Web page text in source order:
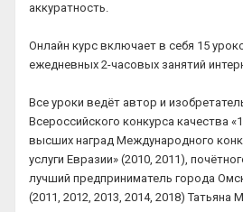
аккуратность.
Онлайн курс включает в себя 15
ежедневных 2-часовых занятий
Все уроки ведёт автор и
Всероссийского конкурса качества
высших наград Международного
услуги Евразии» (2010, 2011),
лучший предприниматель города
(2011, 2012, 2013, 2014, 2018) Татьяна